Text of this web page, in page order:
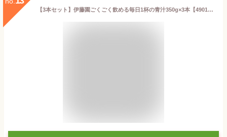
【3本セット】伊藤園ごくごく飲める毎日1杯の青汁350g×3本【4901085634011】